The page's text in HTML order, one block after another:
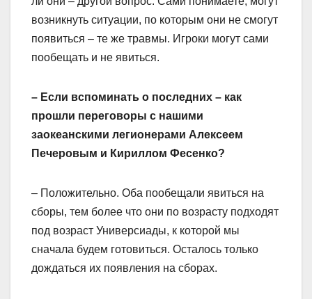
возникнуть ситуации, по которым они не смогут
появиться – те же травмы. Игроки могут сами
пообещать и не явиться.
– Если вспоминать о последних – как
прошли переговоры с нашими
заокеанскими легионерами Алексеем
Печеровым и Кириллом Фесенко?
– Положительно. Оба пообещали явиться на
сборы, тем более что они по возрасту подходят
под возраст Универсиады, к которой мы
сначала будем готовиться. Осталось только
дождаться их появления на сборах.